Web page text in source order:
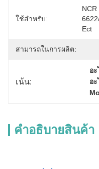
ใช้สำหรับ:
Ect
สามารถในการผลิต:
เน้น:
อ
อ
คําอธิบายสินค้า